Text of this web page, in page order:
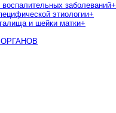
заболеваний+
этиологии+
и шейки матки+